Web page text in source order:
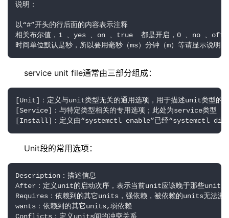
说明：
以“#”开头的行后面的内容表示注释
相关布尔值，1 、yes 、on 、true  都是开启，0 、no 、off
时间单位默认是秒，所以要用毫秒（ms）分钟（m）等请显示说明
service unit file通常由三部分组成：
[Unit]：定义与unit类型无关的通用选项，用于描述unit类型的
[Service]：与特定类型相关的专用选项；此处为service类型
[Install]：定义由“systemctl enable”已经“systemctl
Unit段的常用选项：
Description：描述信息
After：定义unit的启动次序，表示当前unit应该晚于那些unit启
Requires：依赖到的其它units，强依赖，被依赖的units无法激
wants：依赖到的其它units,弱依赖